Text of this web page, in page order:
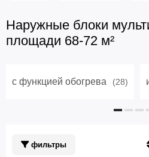
Наружные блоки
площади 68-72 м²
с функцией обогрева (28)
фильтры